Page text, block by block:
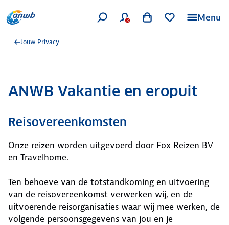
Menu
Jouw Privacy
ANWB Vakantie en eropuit
Reisovereenkomsten
Onze reizen worden uitgevoerd door Fox Reizen BV
en Travelhome.
Ten behoeve van de totstandkoming en uitvoering
van de reisovereenkomst verwerken wij, en de
uitvoerende reisorganisaties waar wij mee werken, de
volgende persoonsgegevens van jou en je